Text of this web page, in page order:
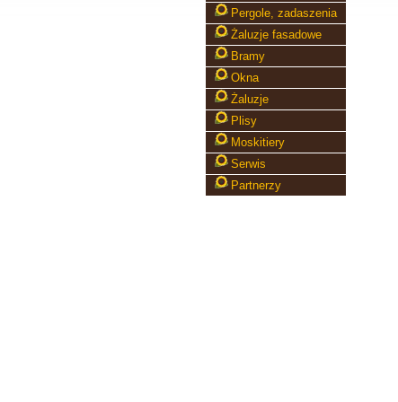
Pergole, zadaszenia
Żaluzje fasadowe
Bramy
Okna
Żaluzje
Plisy
Moskitiery
Serwis
Partnerzy